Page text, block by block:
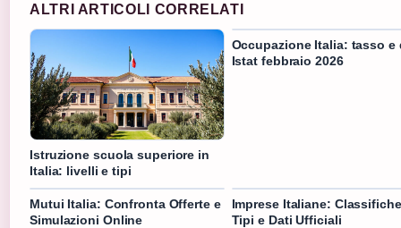
ALTRI ARTICOLI CORRELATI
Istruzione scuola superiore in
Italia: livelli e tipi
Occupazione Italia: tasso e
Istat febbraio 2026
Mutui Italia: Confronta Offerte e
Simulazioni Online
Imprese Italiane:
Tipi e Dati Ufficiali